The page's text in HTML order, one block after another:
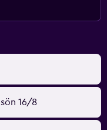
sön 16/8